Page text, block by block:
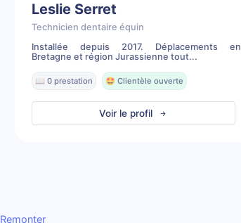
Leslie Serret
Technicien dentaire équin
Installée depuis 2017. Déplacements en
Bretagne et région Jurassienne tout...
📖 0 prestation 🤩 Clientèle ouverte
Voir le profil
Remonter